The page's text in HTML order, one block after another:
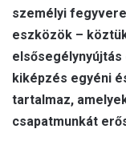
személyi
eszközök –
elsősegélynyújtás
kiképzés egyéni
tartalmaz,
csapatmunkát